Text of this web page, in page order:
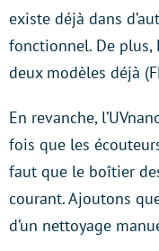
existe déjà dans
fonctionnel. De plus,
deux modèles déjà
En revanche,
fois que les
faut que le boîtier
courant. Ajoutons
d’un nettoyage